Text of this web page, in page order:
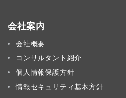
会社案内
会社概要
コンサルタント紹介
個人情報保護方針
情報セキュリティ基本方針